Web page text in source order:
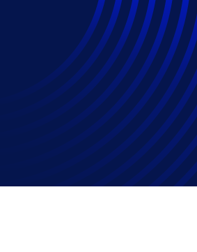
no setor